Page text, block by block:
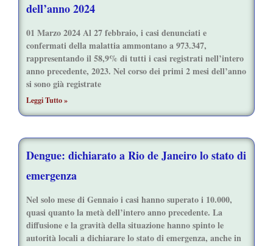
dell’anno 2024
01 Marzo 2024 Al 27 febbraio, i casi denunciati e
confermati della malattia ammontano a 973.347,
rappresentando il 58,9% di tutti i casi registrati nell’intero
anno precedente, 2023. Nel corso dei primi 2 mesi dell’anno
si sono già registrate
Leggi Tutto »
Dengue: dichiarato a Rio de Janeiro lo stato di
emergenza
Nel solo mese di Gennaio i casi hanno superato i 10.000,
quasi quanto la metà dell’intero anno precedente. La
diffusione e la gravità della situazione hanno spinto le
autorità locali a dichiarare lo stato di emergenza, anche in